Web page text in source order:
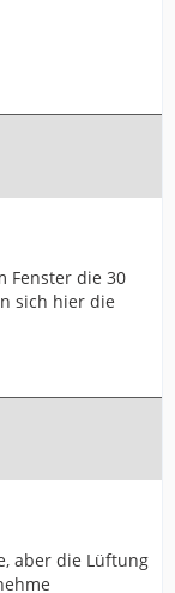
Fenster die 30
sich hier die
aber die Lüftung